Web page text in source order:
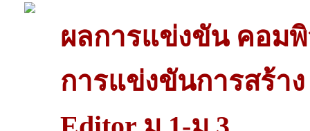
ผลการแข่งขัน คอมพิ
การแข่งขันการสร้าง